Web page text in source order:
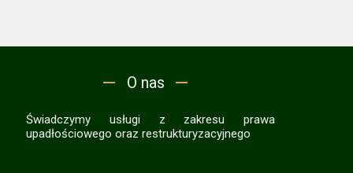
Świadczymy usługi z zakresu prawa
upadłościowego oraz restrukturyzacyjnego
O nas